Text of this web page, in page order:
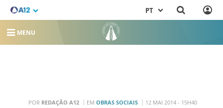
PT
MENU
POR REDAÇÃO A12 EM OBRAS SOCIAIS 12 MAI 2014 - 15H40